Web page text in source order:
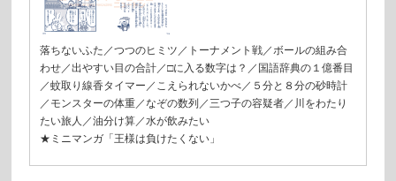
落ちないふた／つつのヒミツ／トーナメント戦／ボールの組み合
わせ／出やすい目の合計／□に入る数字は？／国語辞典の１億番目
／蚊取り線香タイマー／こえられないかべ／５分と８分の砂時計
／モンスターの体重／なぞの数列／三つ子の容疑者／川をわたり
たい旅人／油分け算／水が飲みたい
★ミニマンガ「王様は負けたくない」